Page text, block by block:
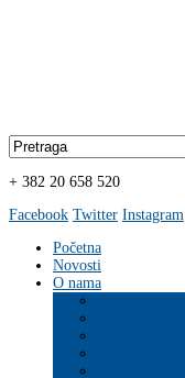
+ 382 20 658 520
Facebook Twitter Instagram
Početna
Novosti
O nama